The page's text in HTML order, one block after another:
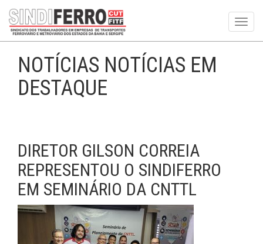
NOTÍCIAS NOTÍCIAS EM
DESTAQUE
DIRETOR GILSON CORREIA
REPRESENTOU O SINDIFERRO
EM SEMINÁRIO DA CNTTL